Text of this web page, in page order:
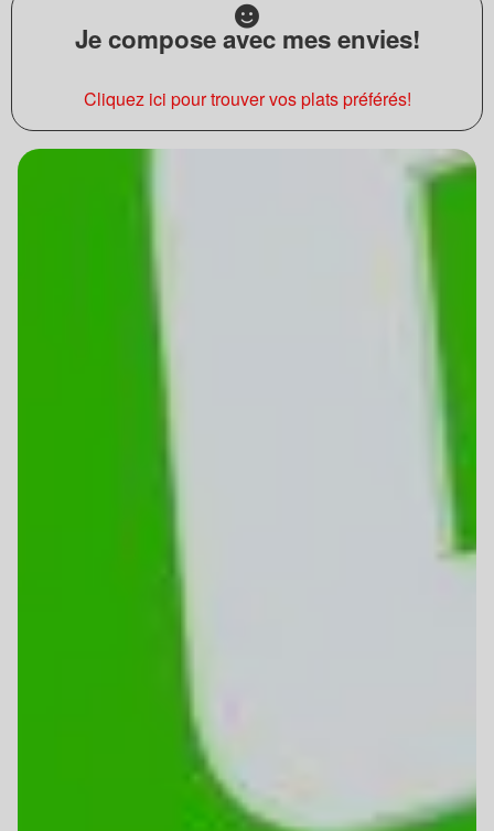
Je compose avec mes envies!
Cliquez ici pour trouver vos plats préférés!